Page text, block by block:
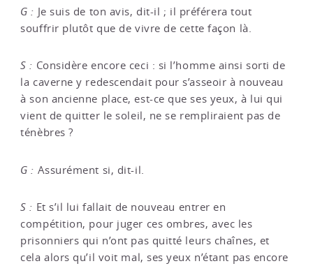
G : Je suis de ton avis, dit-il ; il préférera tout
souffrir plutôt que de vivre de cette façon là.
S : Considère encore ceci : si l’homme ainsi sorti de
la caverne y redescendait pour s’asseoir à nouveau
à son ancienne place, est-ce que ses yeux, à lui qui
vient de quitter le soleil, ne se rempliraient pas de
ténèbres ?
G : Assurément si, dit-il.
S : Et s’il lui fallait de nouveau entrer en
compétition, pour juger ces ombres, avec les
prisonniers qui n’ont pas quitté leurs chaînes, et
cela alors qu’il voit mal, ses yeux n’étant pas encore